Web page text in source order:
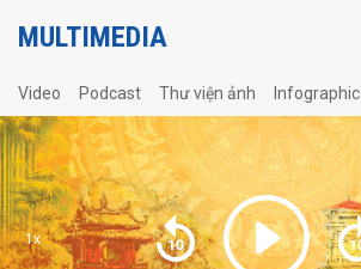
MULTIMEDIA
Video Podcast Thư viện ảnh Infographic
1x